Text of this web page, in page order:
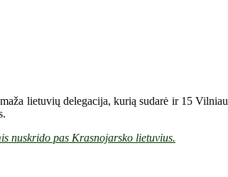
lietuvių delegacija, kurią sudarė ir 15
nuskrido pas Krasnojarsko lietuvius.